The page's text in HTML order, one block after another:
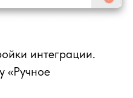
интеграции.
«Ручное